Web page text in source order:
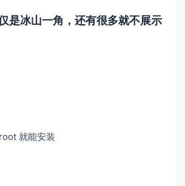
是冰山一角，还有很多就不展示
就能安装